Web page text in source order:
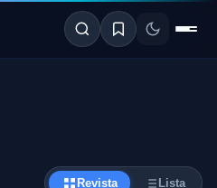
Revista Lista